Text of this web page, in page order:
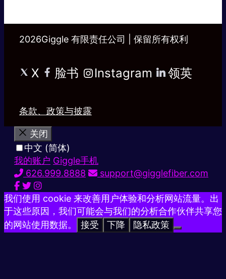
2026Giggle 有限责任公司 | 保留所有权利
X 脸书 Instagram 领英
条款、政策与披露
关闭
中文 (简体)
我的账户 Giggle手机
626.999.8888
support@gigglefiber.com
我们使用 cookie 来改善用户体验和分析网站流量。出
于这些原因，我们可能会与我们的分析合作伙伴共享您
的网站使用数据。
接受 下降 隐私政策